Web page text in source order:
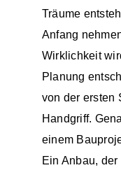
Träume
Anfang
Wirklichkeit
Planung
von der ersten
Handgriff.
einem
Ein Anbau,